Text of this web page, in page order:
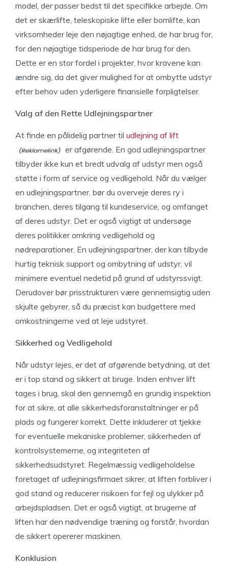
model, der passer bedst til det specifikke arbejde. Om
det er skærlifte, teleskopiske lifte eller bomlifte, kan
virksomheder leje den nøjagtige enhed, de har brug for,
for den nøjagtige tidsperiode de har brug for den.
Dette er en stor fordel i projekter, hvor kravene kan
ændre sig, da det giver mulighed for at ombytte udstyr
efter behov uden yderligere finansielle forpligtelser.
Valg af den Rette Udlejningspartner
At finde en pålidelig partner til udlejning af lift
er afgørende. En god udlejningspartner
tilbyder ikke kun et bredt udvalg af udstyr men også
støtte i form af service og vedligehold. Når du vælger
en udlejningspartner, bør du overveje deres ry i
branchen, deres tilgang til kundeservice, og omfanget
af deres udstyr. Det er også vigtigt at undersøge
deres politikker omkring vedligehold og
nødreparationer. En udlejningspartner, der kan tilbyde
hurtig teknisk support og ombytning af udstyr, vil
minimere eventuel nedetid på grund af udstyrssvigt.
Derudover bør prisstrukturen være gennemsigtig uden
skjulte gebyrer, så du præcist kan budgettere med
omkostningerne ved at leje udstyret.
Sikkerhed og Vedligehold
Når udstyr lejes, er det af afgørende betydning, at det
er i top stand og sikkert at bruge. Inden enhver lift
tages i brug, skal den gennemgå en grundig inspektion
for at sikre, at alle sikkerhedsforanstaltninger er på
plads og fungerer korrekt. Dette inkluderer at tjekke
for eventuelle mekaniske problemer, sikkerheden af
kontrolsystemerne, og integriteten af
sikkerhedsudstyret. Regelmæssig vedligeholdelse
foretaget af udlejningsfirmaet sikrer, at liften forbliver i
god stand og reducerer risikoen for fejl og ulykker på
arbejdspladsen. Det er også vigtigt, at brugerne af
liften har den nødvendige træning og forstår, hvordan
de sikkert opererer maskinen.
Konklusion